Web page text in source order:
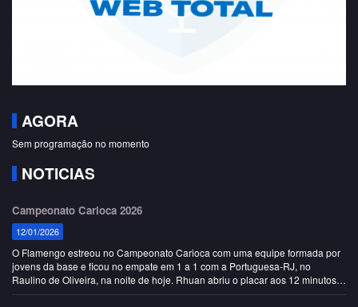
AGORA
Sem programação no momento
NOTICIAS
Campeonato Carioca 2026
12/01/2026
O Flamengo estreou no Campeonato Carioca com uma equipe formada por
jovens da base e ficou no empate em 1 a 1 com a Portuguesa-RJ, no
Raulino de Oliveira, na noite de hoje. Rhuan abriu o placar aos 12 minutos
para a Lusa, já no segundo tempo, zagu…